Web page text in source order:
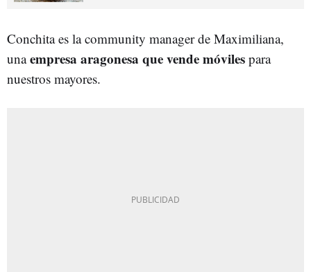
Conchita es la community manager de Maximiliana,
unaempresa aragonesa que vende móviles para
nuestros mayores.